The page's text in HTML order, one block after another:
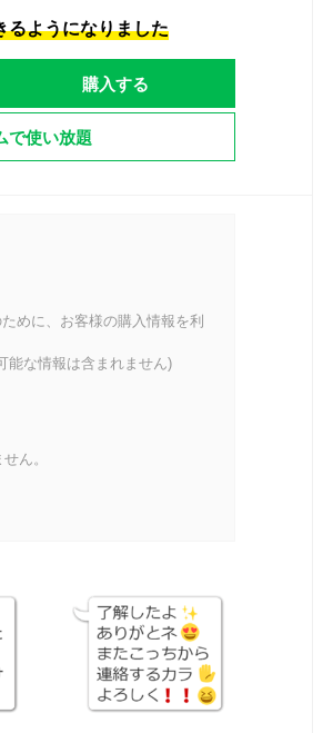
るようになりました
購入する
で使い放題
めに、お客様の購入情報を利
能な情報は含まれません)
ん。